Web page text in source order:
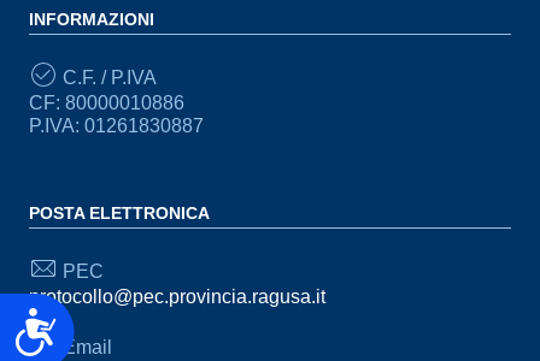
Accessibilità
INFORMAZIONI
C.F. / P.IVA
CF: 80000010886
P.IVA: 01261830887
POSTA ELETTRONICA
PEC
protocollo@pec.provincia.ragusa.it
Email